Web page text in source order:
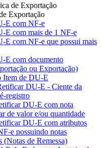
de Exportação
Exportação
E com NF-e
E com mais de 1 NF-e
E com NF-e que possui mais
E com documento
ou Exportação)
Item de DU-E
DU-E - Ciente da
registro
DU-E com nota
de valor e/ou quantidade
DU-E com atributos
e possuindo notas
(Notas de Remessa)